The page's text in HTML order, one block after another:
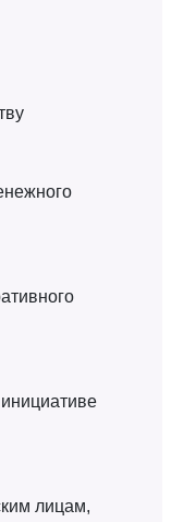
лицам,